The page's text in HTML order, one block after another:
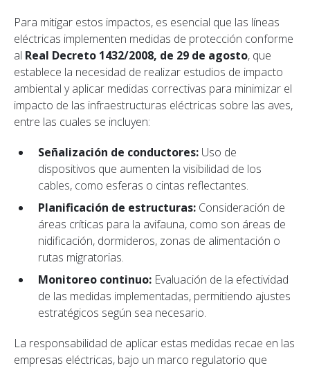
Para mitigar estos impactos, es esencial que las líneas
eléctricas implementen medidas de protección conforme
al Real Decreto 1432/2008, de 29 de agosto, que
establece la necesidad de realizar estudios de impacto
ambiental y aplicar medidas correctivas para minimizar el
impacto de las infraestructuras eléctricas sobre las aves,
entre las cuales se incluyen:
Señalización de conductores: Uso de
dispositivos que aumenten la visibilidad de los
cables, como esferas o cintas reflectantes.
Planificación de estructuras: Consideración de
áreas críticas para la avifauna, como son áreas de
nidificación, dormideros, zonas de alimentación o
rutas migratorias.
Monitoreo continuo: Evaluación de la efectividad
de las medidas implementadas, permitiendo ajustes
estratégicos según sea necesario.
La responsabilidad de aplicar estas medidas recae en las
empresas eléctricas, bajo un marco regulatorio que